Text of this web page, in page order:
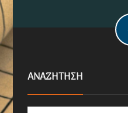
ΑΝΑΖΗΤΗΣΗ